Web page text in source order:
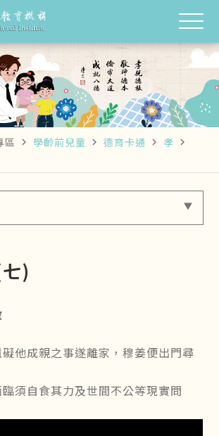
區 navigate_next 學齡前兒童 navigate_next 德育卡通 navigate_next 孝 navigate_next
)
他成親之事遂離家，穆姜便出門尋
須自食其力及世間不公等現實問